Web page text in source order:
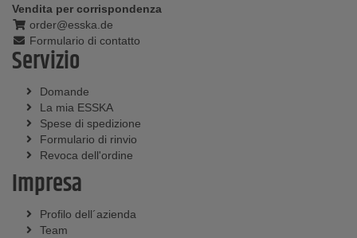
Vendita per corrispondenza
order@esska.de
Formulario di contatto
Servizio
Domande
La mia ESSKA
Spese di spedizione
Formulario di rinvio
Revoca dell'ordine
Impresa
Profilo dell´azienda
Team